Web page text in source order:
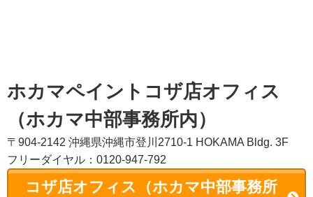
ホカマペイントコザ店オフィス
（ホカマ中部事務所内）
〒904-2142 沖縄県沖縄市登川2710-1 HOKAMA Bldg. 3F
フリーダイヤル：0120-947-792
コザ店オフィス（ホカマ中部事務所